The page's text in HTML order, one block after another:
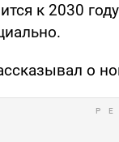
к 2030
о